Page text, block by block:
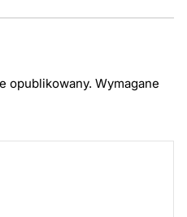
opublikowany. Wymagane